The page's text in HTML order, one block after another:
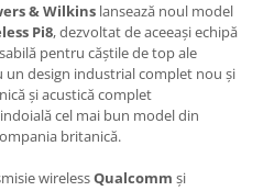
& Wilkins lansează noul model
Pi8, dezvoltat de aceeași echipă
pentru căștile de top ale
un design industrial complet nou și
și acustică complet
cel mai bun model din
britanică.
wirelessQualcomm și